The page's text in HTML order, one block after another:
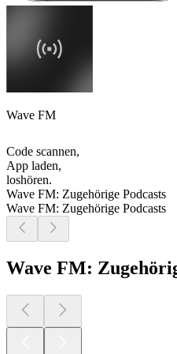
Wave FM
Code scannen,
App laden,
loshören.
Wave FM: Zugehörige Podcasts
Wave FM: Zugehörige Podcasts
Wave FM: